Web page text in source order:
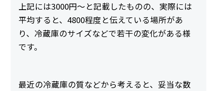
上記には3000円～と記載したものの、実際には
平均すると、4800程度と伝えている場所があ
り、冷蔵庫のサイズなどで若干の変化がある様
です。
最近の冷蔵庫の質などから考えると、妥当な数